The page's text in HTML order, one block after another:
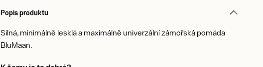
Popis produktu
Silná, minimálně lesklá a maximálně univerzální zámořská pomáda
BluMaan.